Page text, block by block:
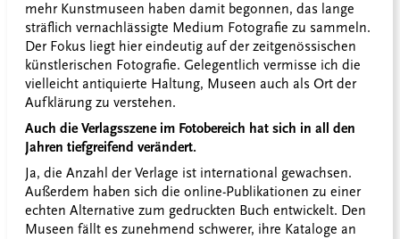
mehr Kunstmuseen haben damit begonnen, das lange
sträflich vernachlässigte Medium Fotografie zu sammeln.
Der Fokus liegt hier eindeutig auf der zeitgenössischen
künstlerischen Fotografie. Gelegentlich vermisse ich die
vielleicht antiquierte Haltung, Museen auch als Ort der
Aufklärung zu verstehen.
Auch die Verlagsszene im Fotobereich hat sich in all den
Jahren tiefgreifend verändert.
Ja, die Anzahl der Verlage ist international gewachsen.
Außerdem haben sich die online-Publikationen zu einer
echten Alternative zum gedruckten Buch entwickelt. Den
Museen fällt es zunehmend schwerer, ihre Kataloge an